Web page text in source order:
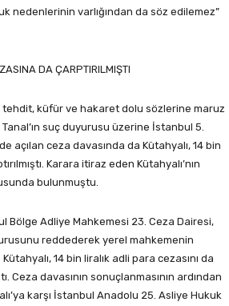
nedenlerinin varlığından da söz edilemez”
DA ÇARPTIRILMIŞTI
tehdit, küfür ve hakaret dolu sözlerine maruz
suç duyurusu üzerine İstanbul 5.
açılan ceza davasında da Kütahyalı, 14 bin
Karara itiraz eden Kütahyalı’nın
bulunmuştu.
Bölge Adliye Mahkemesi 23. Ceza Dairesi,
reddederek yerel mahkemenin
Kütahyalı, 14 bin liralık adli para cezasını da
Ceza davasının sonuçlanmasının ardından
karşı İstanbul Anadolu 25. Asliye Hukuk